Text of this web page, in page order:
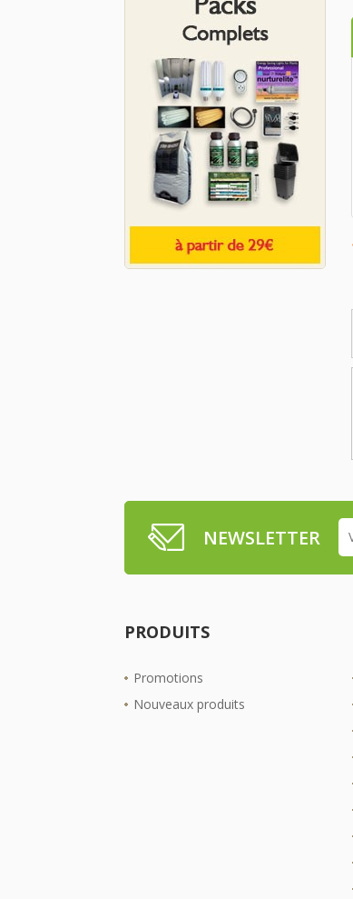
NEWSLETTER
PRODUITS
Promotions
Nouveaux produits